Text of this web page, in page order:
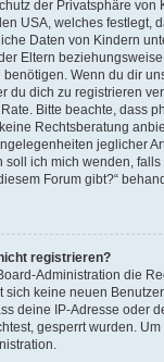
der Privatsphäre von
USA, welches festlegt,
Daten von Kindern
Eltern
Wenn du dir
du dich zu registrieren
Bitte beachte, dass
Rechtsberatung
jeglicher
soll ich mich wenden,
Forum gibt?“
registrieren?
Administration die
sich keine neuen
deine IP-Adresse oder
gesperrt wurden.